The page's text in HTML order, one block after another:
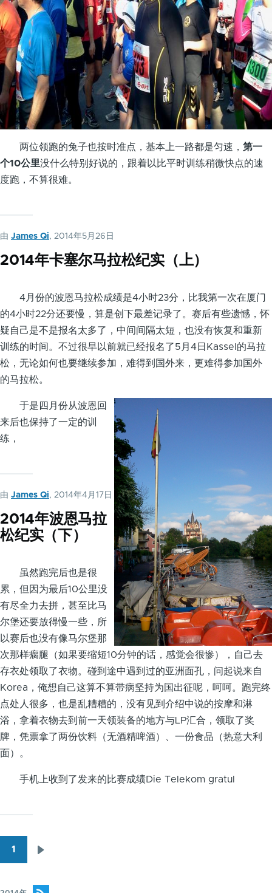
两位领跑的兔子也按时准点，基本上一路都是匀速， 第一
个10公里没什么特别好说的，跟着以比平时训练稍微快点的速
度跑，不算很难。
由 James Qi, 2014年5月26日
2014年卡塞尔马拉松纪实（上）
4月份的波恩马拉松成绩是4小时23分，比我第一次在厦门
的4小时22分还要慢，算是创下最差记录了。赛后有些遗憾，怀
疑自己是不是报名太多了，中间间隔太短，也没有恢复和重新
训练的时间。不过很早以前就已经报名了5月4日Kassel的马拉
松，无论如何也要继续参加，难得到国外来，更难得参加国外
的马拉松。
于是四月份从波恩回
来后也保持了一定的训
练，
由 James Qi, 2014年4月17日
2014年波恩马拉
松纪实（下）
虽然跑完后也是很
累，但因为最后10公里没
有尽全力去拼，甚至比马
尔堡还要放得慢一些，所
以赛后也没有像马尔堡那
次那样瘸腿（如果要缩短10分钟的话，感觉会很惨），自己去
存衣处领取了衣物。碰到途中遇到过的亚洲面孔，问起说来自
Korea，俺想自己这算不算带病坚持为国出征呢，呵呵。跑完终
点处人很多，也是乱糟糟的，没有见到介绍中说的按摩和淋
浴，拿着衣物去到前一天领装备的地方与LP汇合，领取了奖
牌，凭票拿了两份饮料（无酒精啤酒）、一份食品（热意大利
面）。
手机上收到了发来的比赛成绩Die Telekom gratul
1
页